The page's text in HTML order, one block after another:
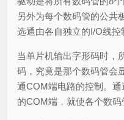
另外为每个数码管的公共
选通由各自独立的I/O线控
当单片机输出字形码时，
码，究竟是那个数码管会
通COM端电路的控制。
的COM端，就使各个数码